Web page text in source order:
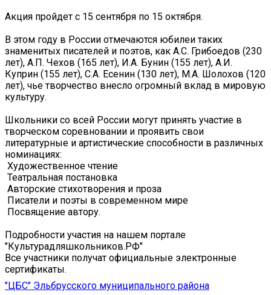
Акция пройдет с 15 сентября по 15 октября.
В этом году в России отмечаются юбилеи таких
знаменитых писателей и поэтов, как А.С. Грибоедов (230
лет), А.П. Чехов (165 лет), И.А. Бунин (155 лет), А.И.
Куприн (155 лет), С.А. Есенин (130 лет), М.А. Шолохов (120
лет), чье творчество внесло огромный вклад в мировую
культуру.
Школьники со всей России могут принять участие в
творческом соревновании и проявить свои
литературные и артистические способности в различных
номинациях:
️ Художественное чтение
️ Театральная постановка
️ Авторские стихотворения и проза
️ Писатели и поэты в современном мире
️ Посвящение автору.
Подробности участия на нашем портале
"Культурадляшкольников.РФ"
Все участники получат официальные электронные
сертификаты.
"ЦБС" Эльбрусского муниципального района